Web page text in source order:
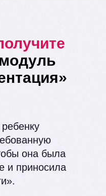
она была
и приносила